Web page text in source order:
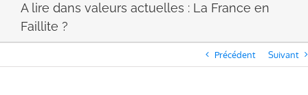
A lire dans valeurs actuelles : La France en
Faillite ?
Précédent Suivant